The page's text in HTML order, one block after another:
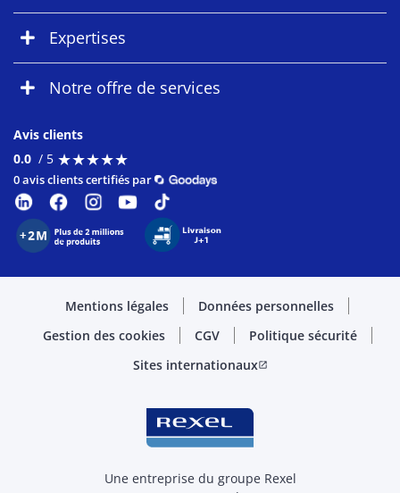
Expertises
Notre offre de services
Avis clients
0.0 / 5 ★★★★★
★★★★★
0 avis clients certifiés par
Mentions légales
Données personnelles
Gestion des cookies
CGV
Politique sécurité
Sites internationauxopen_in_new
Une entreprise du groupe Rexel